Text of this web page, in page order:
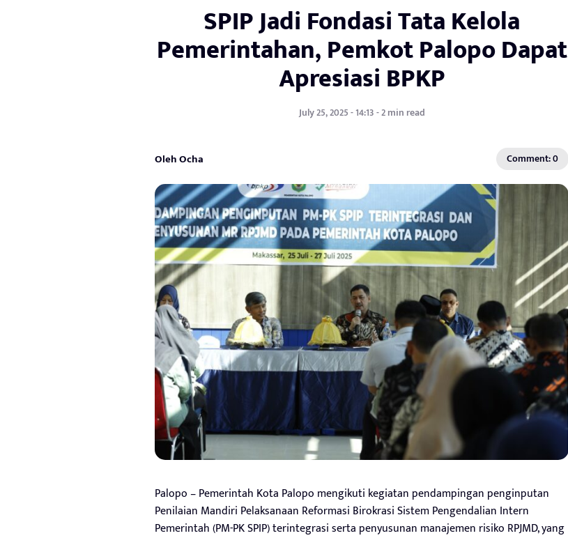
SPIP Jadi Fondasi Tata Kelola
Pemerintahan, Pemkot Palopo Dapat
Apresiasi BPKP
July 25, 2025 - 14:13 - 2 min read
Oleh Ocha Comment: 0
Palopo – Pemerintah Kota Palopo mengikuti kegiatan pendampingan penginputan
Penilaian Mandiri Pelaksanaan Reformasi Birokrasi Sistem Pengendalian Intern
Pemerintah (PM-PK SPIP) terintegrasi serta penyusunan manajemen risiko RPJMD, yang